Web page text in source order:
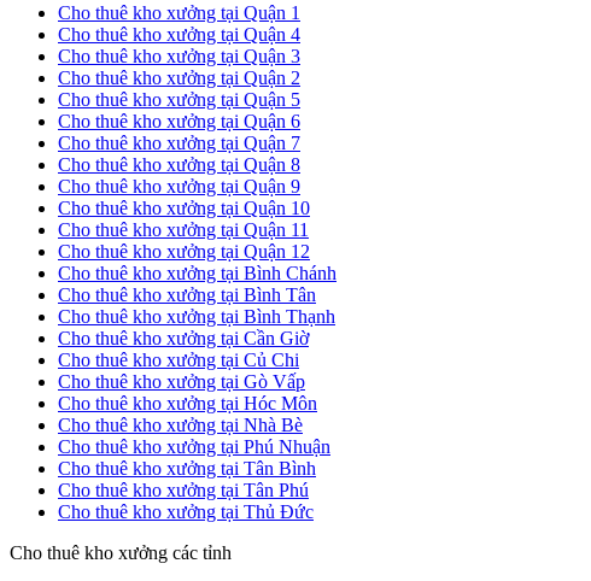
Cho thuê kho xưởng tại Quận 1
Cho thuê kho xưởng tại Quận 4
Cho thuê kho xưởng tại Quận 3
Cho thuê kho xưởng tại Quận 2
Cho thuê kho xưởng tại Quận 5
Cho thuê kho xưởng tại Quận 6
Cho thuê kho xưởng tại Quận 7
Cho thuê kho xưởng tại Quận 8
Cho thuê kho xưởng tại Quận 9
Cho thuê kho xưởng tại Quận 10
Cho thuê kho xưởng tại Quận 11
Cho thuê kho xưởng tại Quận 12
Cho thuê kho xưởng tại Bình Chánh
Cho thuê kho xưởng tại Bình Tân
Cho thuê kho xưởng tại Bình Thạnh
Cho thuê kho xưởng tại Cần Giờ
Cho thuê kho xưởng tại Củ Chi
Cho thuê kho xưởng tại Gò Vấp
Cho thuê kho xưởng tại Hóc Môn
Cho thuê kho xưởng tại Nhà Bè
Cho thuê kho xưởng tại Phú Nhuận
Cho thuê kho xưởng tại Tân Bình
Cho thuê kho xưởng tại Tân Phú
Cho thuê kho xưởng tại Thủ Đức
Cho thuê kho xưởng các tỉnh